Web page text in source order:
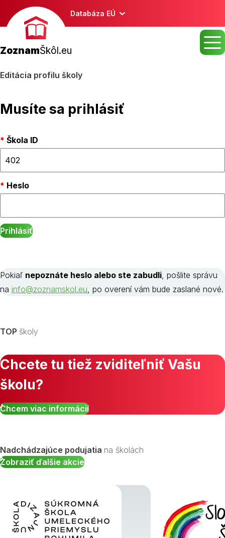
Databáza EÚ
ZoznamŠkôl.eu
Editácia profilu školy
Musíte sa prihlásiť
Škola ID
Heslo
Pokiaľ nepoznáte heslo alebo ste zabudli, pošlite správu
na info@zoznamskol.eu, po overení vám bude zaslané nové.
TOP školy
Chcete tu tiež zviditeľniť Vašu
školu?
Chcem viac informácií
Nadchádzajúce podujatia na školách
Zobraziť ďalšie akcie